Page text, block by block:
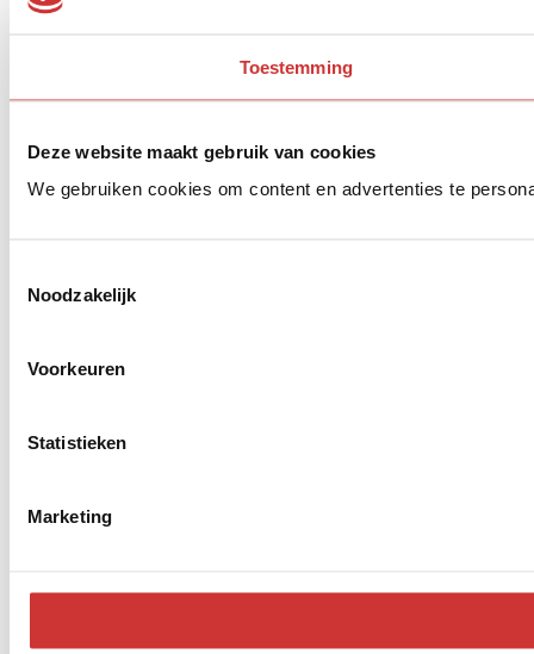
Toestemming
Deze website maakt gebruik van cookies
We gebruiken cookies om content en advertenties te
Noodzakelijk
Voorkeuren
Statistieken
Marketing